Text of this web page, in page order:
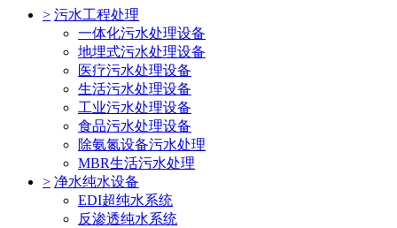
> 污水工程处理
一体化污水处理设备
地埋式污水处理设备
医疗污水处理设备
生活污水处理设备
工业污水处理设备
食品污水处理设备
除氨氮设备污水处理
MBR生活污水处理
> 净水纯水设备
EDI超纯水系统
反渗透纯水系统